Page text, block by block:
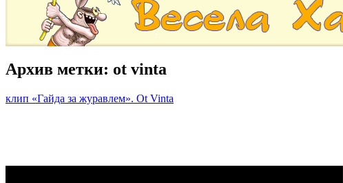
Архив метки: ot vinta
клип «Гайда за журавлем». Ot Vinta